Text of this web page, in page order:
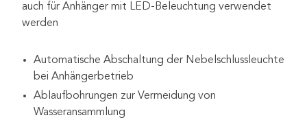
auch für Anhänger mit LED-Beleuchtung verwendet
werden
Automatische Abschaltung der Nebelschlussleuchte
bei Anhängerbetrieb
Ablaufbohrungen zur Vermeidung von
Wasseransammlung